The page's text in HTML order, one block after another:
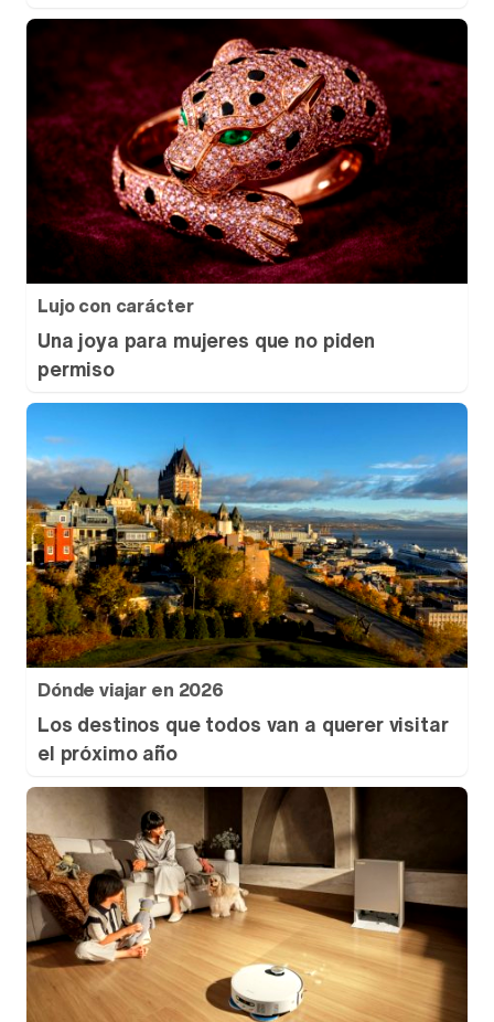
Lujo con carácter
Una joya para mujeres que no piden
permiso
Dónde viajar en 2026
Los destinos que todos van a querer visitar
el próximo año